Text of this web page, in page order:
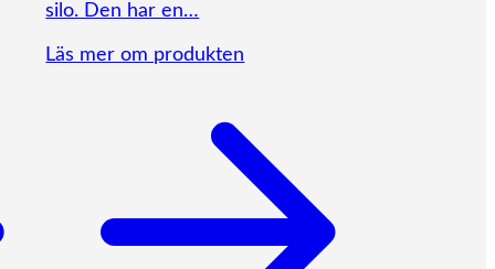
silo. Den har en…
Läs mer om produkten